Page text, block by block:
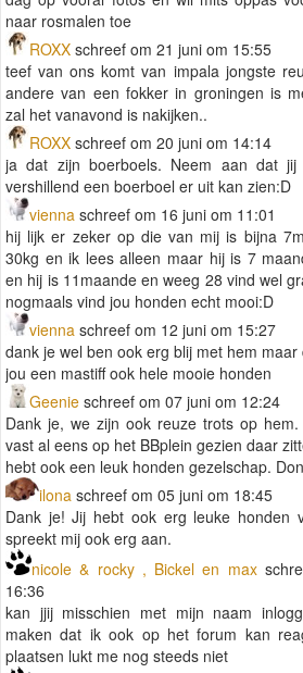
naar rosmalen toe
ROXX schreef om 21 juni om 15:55
teef van ons komt van impala jongste
andere van een fokker in groningen is
zal het vanavond is nakijken..
ROXX schreef om 20 juni om 14:14
ja dat zijn boerboels. Neem aan dat jij
vershillend een boerboel er uit kan zien:D
vienna schreef om 16 juni om 11:01
hij lijk er zeker op die van mij is bijna
30kg en ik lees alleen maar hij is 7
en hij is 11maande en weeg 28 vind wel
nogmaals vind jou honden echt mooi:D
vienna schreef om 12 juni om 15:27
dank je wel ben ook erg blij met hem
jou een mastiff ook hele mooie honden
Geenie schreef om 07 juni om 12:24
Dank je, we zijn ook reuze trots op
vast al eens op het BBplein gezien daar
hebt ook een leuk honden gezelschap.
ilona schreef om 05 juni om 18:45
Dank je! Jij hebt ook erg leuke honden
spreekt mij ook erg aan.
nicole & rocky , Bickel en max
16:36
kan jjij misschien met mijn naam
maken dat ik ook op het forum kan
plaatsen lukt me nog steeds niet